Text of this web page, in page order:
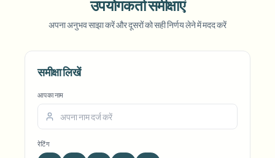
उपयोगकर्ता समीक्षाएं
अपना अनुभव साझा करें और दूसरों को सही निर्णय लेने में मदद करें
समीक्षा लिखें
आपका नाम
रेटिंग